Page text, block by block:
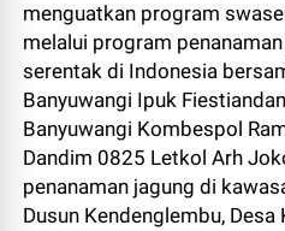
menguatkan program
melalui program
serentak di Indonesia
Banyuwangi Ipuk
Banyuwangi Kombespol
Dandim 0825 Letkol Arh
penanaman jagung di
Dusun Kendenglembu,